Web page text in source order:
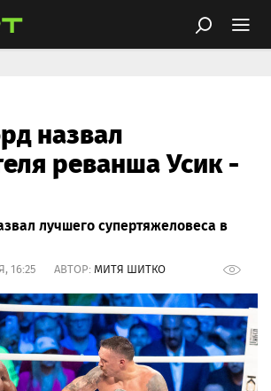
назвал
реванша Усик -
лучшего супертяжеловеса в
16:25 АВТОР: МИТЯ ШИТКО